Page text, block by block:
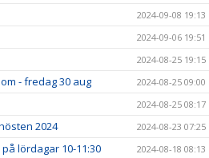
2024-09-08 19:13
2024-09-06 19:51
2024-08-25 19:15
- fredag 30 aug 2024-08-25 09:00
2024-08-25 08:17
2024 2024-08-23 07:25
lördagar 10-11:30 2024-08-18 08:13